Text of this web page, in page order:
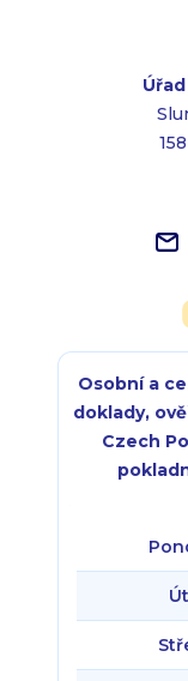
Osobní a
doklady,
Czech